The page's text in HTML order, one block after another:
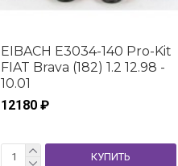
EIBACH E3034-140 Pro-Kit
FIAT Brava (182) 1.2 12.98 -
10.01
12180 ₽
КУПИТЬ